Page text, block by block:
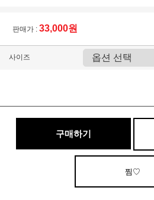
판매가 : 33,000원
사이즈
구매하기
찜♡